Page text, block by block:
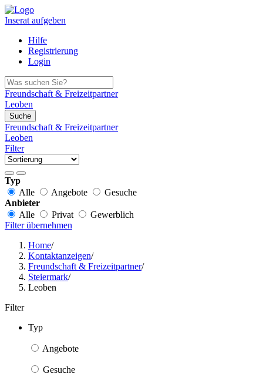
Inserat aufgeben
Hilfe
Registrierung
Login
Freundschaft & Freizeitpartner
Leoben
Suche
Freundschaft & Freizeitpartner
Leoben
Filter
Typ
Alle
Angebote
Gesuche
Anbieter
Alle
Privat
Gewerblich
Filter übernehmen
Home/
Kontaktanzeigen/
Freundschaft & Freizeitpartner/
Steiermark/
Leoben
Filter
Typ
Angebote
Gesuche